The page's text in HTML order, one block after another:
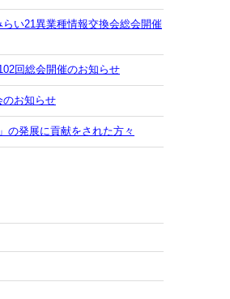
い21異業種情報交換会総会開催
回総会開催のお知らせ
のお知らせ
の発展に貢献をされた方々